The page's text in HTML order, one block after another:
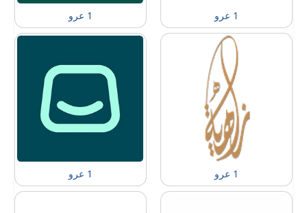
1 عرو 1 عرو
1 عرو 1 عرو